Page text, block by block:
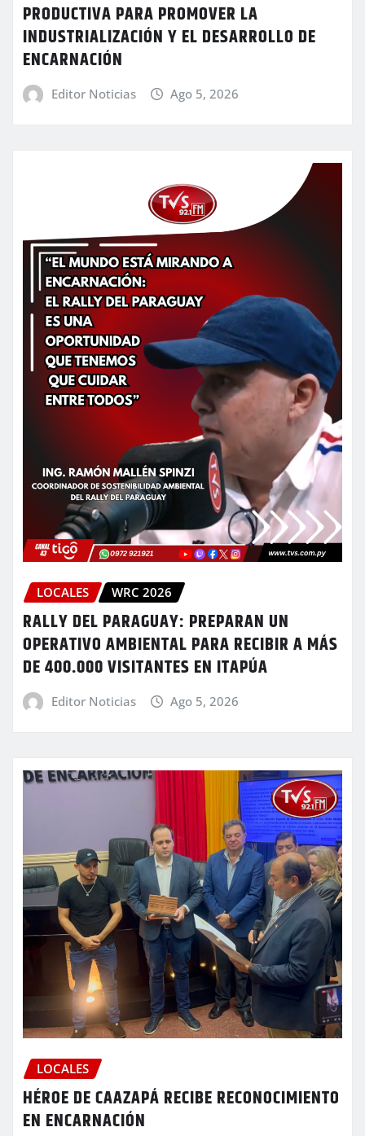
PRODUCTIVA PARA PROMOVER LA
INDUSTRIALIZACIÓN Y EL DESARROLLO DE
ENCARNACIÓN
Editor Noticias Ago 5, 2026
LOCALES WRC 2026
RALLY DEL PARAGUAY: PREPARAN UN
OPERATIVO AMBIENTAL PARA RECIBIR A MÁS
DE 400.000 VISITANTES EN ITAPÚA
Editor Noticias Ago 5, 2026
LOCALES
HÉROE DE CAAZAPÁ RECIBE RECONOCIMIENTO
EN ENCARNACIÓN